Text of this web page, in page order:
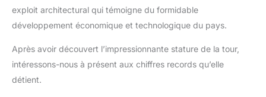
exploit architectural qui témoigne du formidable
développement économique et technologique du pays.
Après avoir découvert l’impressionnante stature de la tour,
intéressons-nous à présent aux chiffres records qu’elle
détient.